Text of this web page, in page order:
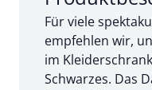
Für viele
empfehlen wir,
im
Schwarzes. Das